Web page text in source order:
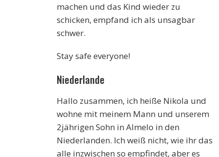
machen und das Kind wieder zu
schicken, empfand ich als unsagbar
schwer.
Stay safe everyone!
Niederlande
Hallo zusammen, ich heiße Nikola und
wohne mit meinem Mann und unserem
2jährigen Sohn in Almelo in den
Niederlanden. Ich weiß nicht, wie ihr das
alle inzwischen so empfindet, aber es